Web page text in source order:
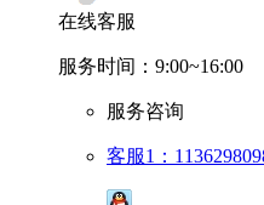
在线客服
服务时间：9:00~16:00
服务咨询
客服1：